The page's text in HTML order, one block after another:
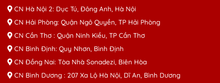
CN Hà Nội 2: Dục Tú, Đông Anh, Hà Nội
CN Hải Phòng: Quận Ngô Quyền, TP Hải Phòng
CN Cần Thơ : Quận Ninh Kiều, TP Cần Thơ
CN Bình Định: Quy Nhơn, Bình Định
CN Đồng Nai: Tòa Nhà Sonadezi, Biên Hòa
CN Bình Dương : 207 Xa Lộ Hà Nội, Dĩ An, Bình Dương